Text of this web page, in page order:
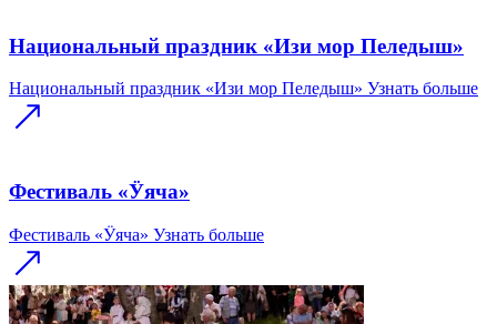
Национальный праздник «Изи мор Пеледыш»
Национальный праздник «Изи мор Пеледыш» Узнать больше
Фестиваль «Ӱяча»
Фестиваль «Ӱяча» Узнать больше